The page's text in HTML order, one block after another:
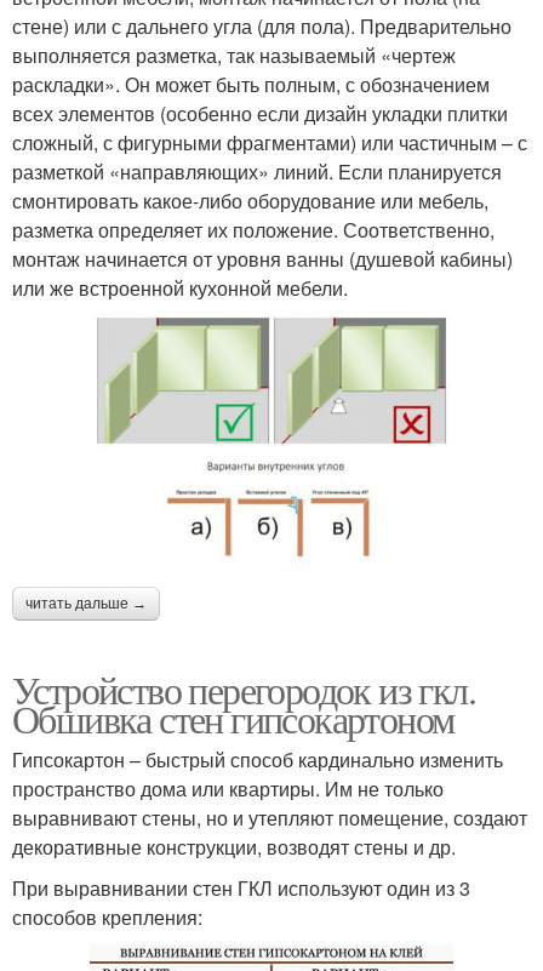
стене) или с дальнего угла (для пола). Предварительно
выполняется разметка, так называемый «чертеж
раскладки». Он может быть полным, с обозначением
всех элементов (особенно если дизайн укладки плитки
сложный, с фигурными фрагментами) или частичным – с
разметкой «направляющих» линий. Если планируется
смонтировать какое-либо оборудование или мебель,
разметка определяет их положение. Соответственно,
монтаж начинается от уровня ванны (душевой кабины)
или же встроенной кухонной мебели.
читать дальше →
Устройство перегородок из гкл.
Обшивка стен гипсокартоном
Гипсокартон – быстрый способ кардинально изменить
пространство дома или квартиры. Им не только
выравнивают стены, но и утепляют помещение, создают
декоративные конструкции, возводят стены и др.
При выравнивании стен ГКЛ используют один из 3
способов крепления: